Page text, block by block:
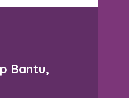
Bantu,